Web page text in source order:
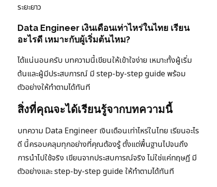
ระยะยาว
Data Engineer เงินเดือนเท่าไหร่ในไทย เรียน
อะไรดี เหมาะกับผู้เริ่มต้นไหม?
ได้แน่นอนครับ บทความนี้เขียนให้เข้าใจง่าย เหมาะทั้งผู้เริ่ม
ต้นและผู้มีประสบการณ์ มี step-by-step guide พร้อม
ตัวอย่างให้ทำตามได้ทันที
สิ่งที่คุณจะได้เรียนรู้จากบทความนี้
บทความ Data Engineer เงินเดือนเท่าไหร่ในไทย เรียนอะไร
ดี นี้ครอบคลุมทุกอย่างที่คุณต้องรู้ ตั้งแต่พื้นฐานไปจนถึง
การนำไปใช้จริง เขียนจากประสบการณ์จริง ไม่ใช่แค่ทฤษฎี มี
ตัวอย่างและ step-by-step guide ให้ทำตามได้ทันที